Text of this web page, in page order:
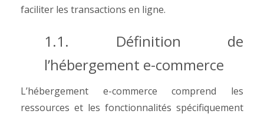
faciliter les transactions en ligne.
1.1. Définition de
l’hébergement e-commerce
L’hébergement e-commerce comprend les
ressources et les fonctionnalités spécifiquement